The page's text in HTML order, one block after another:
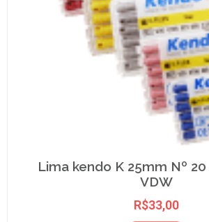
Lima kendo K 25mm Nº
VDW
R$33,00